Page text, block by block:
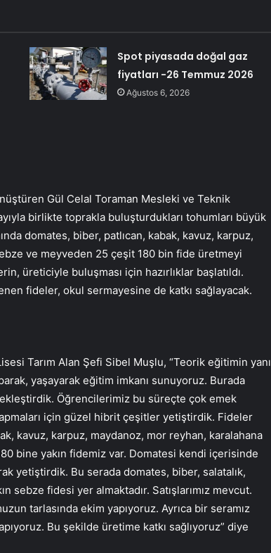
Spot piyasada doğal gaz
fiyatları -26 Temmuz 2026
Ağustos 6, 2026
Gül Celal Toraman Mesleki ve Teknik
birlikte toprakla buluşturdukları tohumları büyük
domates, biber, patlıcan, kabak, kavuz, karpuz,
ve meyveden 25 çeşit 180 bin fide üretmeyi
üreticiyle buluşması için hazırlıklar başlatıldı.
fideler, okul sermayesine de katkı sağlayacak.
Tarım Alan Şefi Sibel Muşlu, “Teorik eğitimin yanı
yaşayarak eğitim imkanı sunuyoruz. Burada
Öğrencilerimiz bu süreçte çok emek
için güzel hibrit çeşitler yetiştirdik. Fideler
kavuz, karpuz, maydanoz, mor reyhan, karalahana
bine yakın fidemiz var. Domatesi kendi içerisinde
yetiştirdik. Bu serada domates, biber, salatalık,
sebze fidesi yer almaktadır. Satışlarımız mevcut.
tarlasında ekim yapıyoruz. Ayrıca bir seramız
Bu şekilde üretime katkı sağlıyoruz” diye